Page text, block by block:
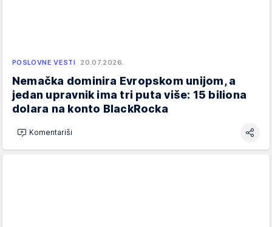
POSLOVNE VESTI 20.07.2026.
Nemačka dominira Evropskom unijom, a
jedan upravnik ima tri puta više: 15 biliona
dolara na konto BlackRocka
Komentariši